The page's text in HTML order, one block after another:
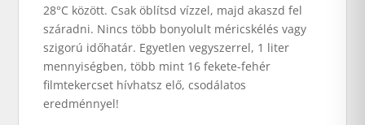
28°C között. Csak öblítsd vízzel, majd akaszd fel
száradni. Nincs több bonyolult méricskélés vagy
szigorú időhatár. Egyetlen vegyszerrel, 1 liter
mennyiségben, több mint 16 fekete-fehér
filmtekercset hívhatsz elő, csodálatos
eredménnyel!